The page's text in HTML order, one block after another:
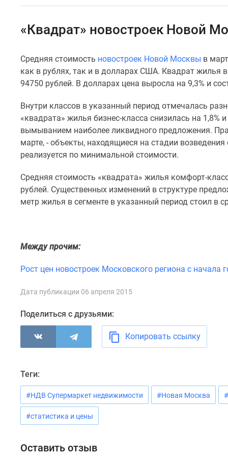
помещения
застройщики
Панорамы
новостроек
новостроек
Экспертиза
новостроек
Экология
Москвы
Студии
комнатные
Квартиры
Семейная
Военная
ипотека
Новости
недвижимости
эксперта
Аналитика
Экспертиза
«Квадрат» новостроек Новой
Средняя стоимость новостроек Новой Москвы в
как в рублях, так и в долларах США. Квадрат жилья
94750 рублей. В долларах цена выросла на 9,3% и
Внутри классов в указанный период отмечалась
«квадрата» жилья бизнес-класса снизилась на 1,8%
вымыванием наиболее ликвидного предложения.
марте, - объекты, находящиеся на стадии
реализуется по минимальной стоимости.
Средняя стоимость «квадрата» жилья комфорт-
рублей. Существенных изменений в структуре
метр жилья в сегменте в указанный период стоил в
Между прочим:
Рост цен новостроек Московского региона с начала
Дата публикации 06 апреля 2015
Поделиться с друзьями:
Копировать ссылку
Теги:
#НДВ Супермаркет недвижимости #Новая Москва
#статистика и цены
Оставить отзыв